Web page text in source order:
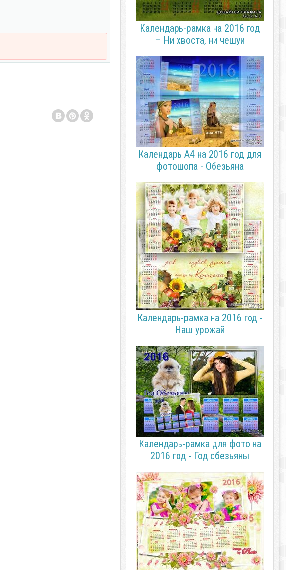
Календарь-рамка на 2016 год
– Ни хвоста, ни чешуи
Календарь А4 на 2016 год для
фотошопа - Обезьяна
Календарь-рамка на 2016 год -
Наш урожай
Календарь-рамка для фото на
2016 год - Год обезьяны